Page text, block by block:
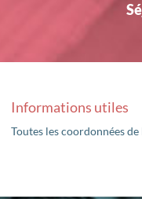
Informations utiles
Toutes les coordonnées